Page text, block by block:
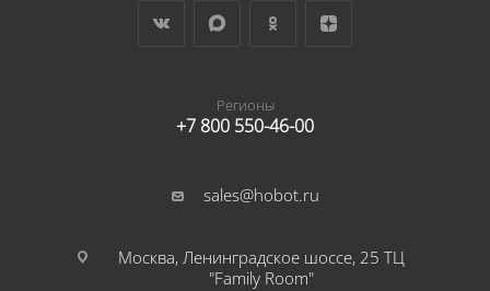
Регионы
+7 800 550-46-00
sales@hobot.ru
Москва, Ленинградское шоссе, 25 ТЦ
"Family Room"